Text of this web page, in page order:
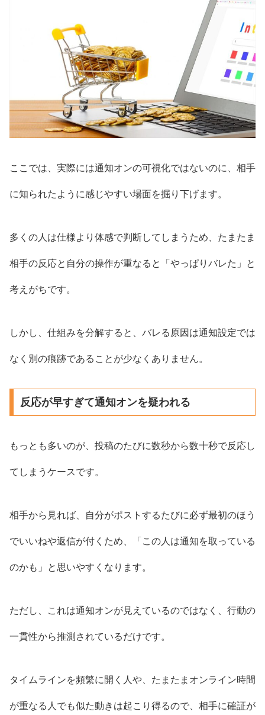
ここでは、実際には通知オンの可視化ではないのに、相手
に知られたように感じやすい場面を掘り下げます。
多くの人は仕様より体感で判断してしまうため、たまたま
相手の反応と自分の操作が重なると「やっぱりバレた」と
考えがちです。
しかし、仕組みを分解すると、バレる原因は通知設定では
なく別の痕跡であることが少なくありません。
反応が早すぎて通知オンを疑われる
もっとも多いのが、投稿のたびに数秒から数十秒で反応し
てしまうケースです。
相手から見れば、自分がポストするたびに必ず最初のほう
でいいねや返信が付くため、「この人は通知を取っている
のかも」と思いやすくなります。
ただし、これは通知オンが見えているのではなく、行動の
一貫性から推測されているだけです。
タイムラインを頻繁に開く人や、たまたまオンライン時間
が重なる人でも似た動きは起こり得るので、相手に確証が